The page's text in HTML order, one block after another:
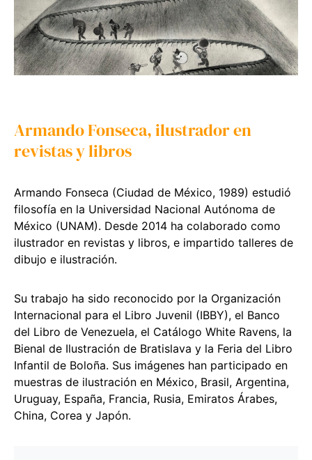
Armando Fonseca, ilustrador en
revistas y libros
Armando Fonseca (Ciudad de México, 1989) estudió
filosofía en la Universidad Nacional Autónoma de
México (UNAM). Desde 2014 ha colaborado como
ilustrador en revistas y libros, e impartido talleres de
dibujo e ilustración.
Su trabajo ha sido reconocido por la Organización
Internacional para el Libro Juvenil (IBBY), el Banco
del Libro de Venezuela, el Catálogo White Ravens, la
Bienal de Ilustración de Bratislava y la Feria del Libro
Infantil de Boloña. Sus imágenes han participado en
muestras de ilustración en México, Brasil, Argentina,
Uruguay, España, Francia, Rusia, Emiratos Árabes,
China, Corea y Japón.